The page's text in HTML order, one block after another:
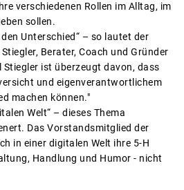
verschiedenen Rollen im Alltag, im
sollen.
Unterschied“ – so lautet der
Berater, Coach und Gründer
ist überzeugt davon, dass
und eigenverantwortlichem
machen können."
Welt“ – dieses Thema
Das Vorstandsmitglied der
in einer digitalen Welt ihre 5-H
Handlung und Humor - nicht